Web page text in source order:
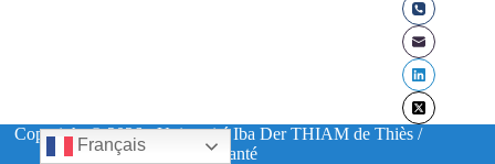
Copyright © 2026 - Université Iba Der THIAM de Thiès /
UFR Santé
Français